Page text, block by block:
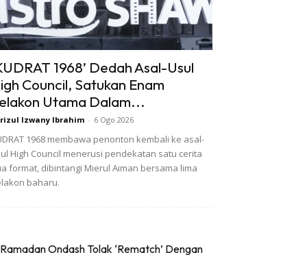
1968’ Dedah Asal-Usul
Council, Satukan Enam
Utama Dalam...
Izwany Ibrahim - 6 Ogo 2026
1968 membawa penonton kembali ke asal-
High Council menerusi pendekatan satu cerita
format, dibintangi Mierul Aiman bersama lima
baharu.
Ramadan Ondash Tolak ‘Rematch’ Dengan